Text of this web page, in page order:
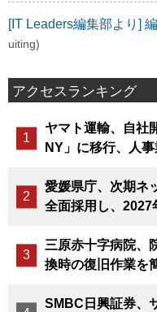
[IT Leaders編集部より]
uiting)
アクセスランキング
ヤマト運輸、自社
NY」に移行、人
愛媛県庁、次期ネ
全面採用し、2027
三原赤十字病院、
換時の復旧作業を
SMBC日興証券、